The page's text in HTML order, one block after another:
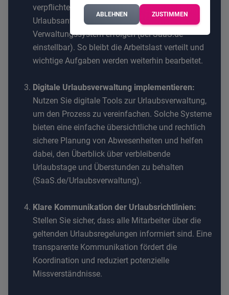
verpflichtende Angabe bei der
Urlaubsantragsstellung in Ihrem
Verwaltungssystem erfolgen (bei SaaS.de
einstellbar). So bleibt die Arbeitslast verteilt und
wichtige Aufgaben werden weiterhin bearbeitet.
Digitale Urlaubsverwaltung implementieren:
Nutzen Sie digitale Tools zur Urlaubsverwaltung,
um den Prozess zu vereinfachen. Solche Systeme
bieten eine einfache übersichtliche und rechtlich
sichere Planung von Abwesenheiten und helfen
dabei, den Überblick über verbleibende
Urlaubstage und Überstunden zu behalten
(SaaS.de/Urlaubsverwaltung).
Klare Kommunikation der Urlaubsrichtlinien:
Stellen Sie sicher, dass alle Mitarbeiter über die
geltenden Urlaubsregelungen informiert sind. Eine
transparente Kommunikation fördert die
Koordination und reduziert potenzielle
Missverständnisse.
ABLEHNEN ZUSTIMMEN